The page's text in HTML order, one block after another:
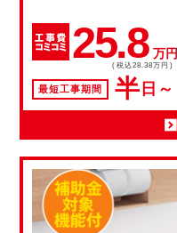
25.8 万円
(税込28.38万円)
最短工事期間 半 日～